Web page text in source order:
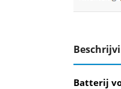
Batterij